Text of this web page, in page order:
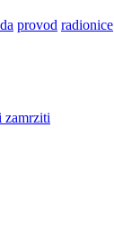
provod radionice
zamrziti